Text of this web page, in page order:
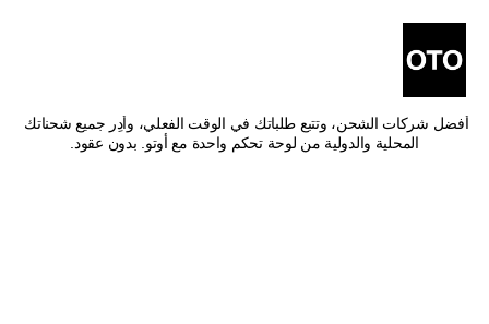
المحلية والدولية من لوحة تحكم واحدة مع أوتو. بدون عقود.